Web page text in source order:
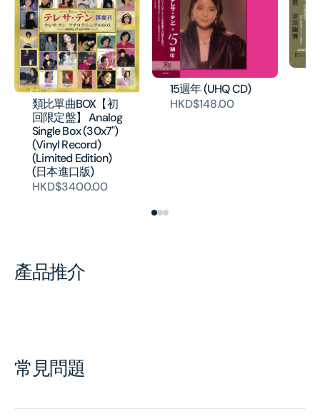
類比單曲BOX【初
回限定盤】 Analog
Single Box (30x7")
(Vinyl Record)
(Limited Edition)
(日本進口版)
HKD$3400.00
15週年 (UHQ CD)
HKD$148.00
產品推介
常見問題